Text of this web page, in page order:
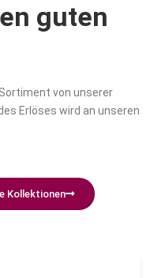
guten
von unserer
Erlöses wird an unseren
Kollektionen